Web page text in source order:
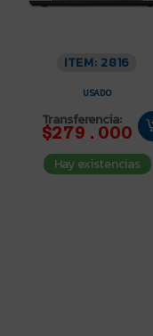
ITEM: 2816
USADO
Transferencia:
$279.000
Hay existencias